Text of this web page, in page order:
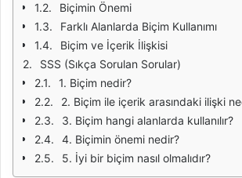
Biçimin Önemi
Farklı Alanlarda Biçim Kullanımı
Biçim ve İçerik İlişkisi
SSS (Sıkça Sorulan Sorular)
1. Biçim nedir?
2. Biçim ile içerik arasındaki ilişki
3. Biçim hangi alanlarda kullanılır?
4. Biçimin önemi nedir?
5. İyi bir biçim nasıl olmalıdır?